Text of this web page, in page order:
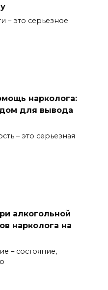
– это серьезное
нарколога:
для вывода
– это серьезная
алкогольной
нарколога на
– состояние,